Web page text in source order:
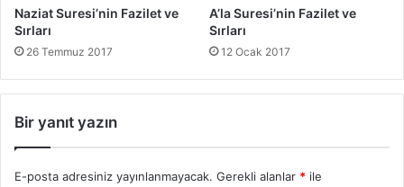
l
Naziat Suresi’nin Fazilet ve
Sırları
26 Temmuz 2017
A’la Suresi’nin Fazilet ve
Sırları
12 Ocak 2017
Bir yanıt yazın
E-posta adresiniz yayınlanmayacak. Gerekli alanlar * ile